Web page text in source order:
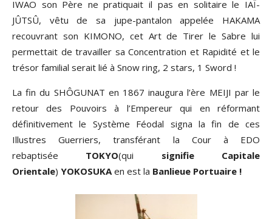
IWAO son Père ne pratiquait il pas en solitaire le IAÏ-
JÛTSÛ, vêtu de sa jupe-pantalon appelée HAKAMA
recouvrant son KIMONO, cet Art de Tirer le Sabre lui
permettait de travailler sa Concentration et Rapidité et le
trésor familial serait lié à Snow ring, 2 stars, 1 Sword !
La fin du SHÔGUNAT en 1867 inaugura l’ère MEIJI par le
retour des Pouvoirs à l’Empereur qui en réformant
définitivement le Système Féodal signa la fin de ces
Illustres Guerriers, transférant la Cour à EDO
rebaptisée TOKYO(qui signifie Capitale
Orientale) YOKOSUKAen est la Banlieue Portuaire !